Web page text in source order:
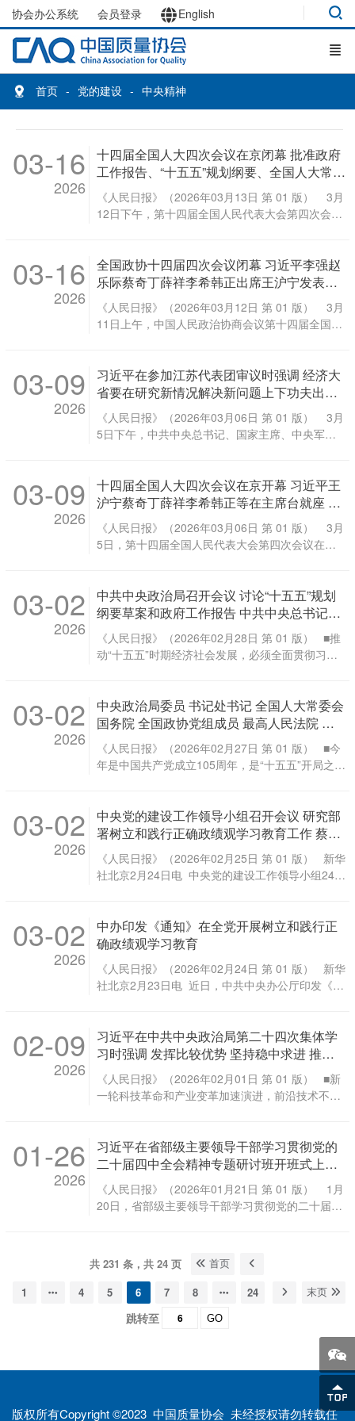
协会办公系统 会员登录 English
首页 党的建设 中央精神
十四届全国人大四次会议在京闭幕 批准政府
工作报告、“十五五”规划纲要、全国人大常委
会工作报告等 通过生态环境法典、民族团结
进步促进法、国家发展规划法等 习近平签署
主席令 习近平李强王沪宁蔡奇丁薛祥李希韩
03-16
2026
《人民日报》（2026年03月13日 第 01 版） 3月
12日下午，第十四届全国人民代表大会第四次会议
席台就座。 新华社记者 谢环驰摄 3月12日，第十
四届全国人民代表大会第四次会议在北京人民大会
乐际主持闭幕会并讲话。 新华社记者 申 宏摄 新
华社北京3月12日电 第十四届全国人民代表大会第
五”规划纲要、全国人大常委会工作报告等。大会通
过生态环境法典、民族团结进步促进法、国家发展
规划法、关于批准全国人大常委会关于法律清理工
作情况和有关法律和决定处理意见的报告的决定，
主席赵乐际主持。大会主席团常务主席、执行主席
李鸿忠、王东明、肖捷、郑建邦、丁仲礼、蔡达
峰、何维、武维华...
全国政协十四届四次会议闭幕 习近平李强赵
乐际蔡奇丁薛祥李希韩正出席王沪宁发表讲
话
03-16
2026
《人民日报》（2026年03月12日 第 01 版） 3月
11日上午，中国人民政治协商会议第十四届全国委
主席台就座。 新华社记者 燕 雁摄 3月11日上午，
中国人民政治协商会议第十四届全国委员会第四次
主持闭幕会并讲话。 新华社记者 黄敬文摄 新华社
北京3月11日电 中国人民政治协商会议第十四届全
位和广大政协委员要更加紧密地团结在以习近平同
志为核心的中共中央周围，勠力同心、勇毅前行，
坚定不移走中国特色社会主义道路，为以中国式现
代化全面推进强国建设、民族复兴伟业作出新的更
帕巴拉·格列朗杰、何厚铧、梁振英、巴特尔、苏
辉、邵鸿、高云龙、穆虹、咸辉、王东峰、姜信
治、蒋作君、何报翔、王光谦...
习近平在参加江苏代表团审议时强调 经济大
省要在研究新情况解决新问题上下功夫出经
验
03-09
2026
《人民日报》（2026年03月06日 第 01 版） 3月
5日下午，中共中央总书记、国家主席、中央军委
“十五五”经济社会发展目标任务，需要应对更加复
杂的环境、解决更多深层次矛盾。江苏等经济大省
上下功夫、出经验 本报北京3月5日电 中共中央
总书记、国家主席、中央军委主席习近平5日下午
务，需要应对更加复杂的环境、解决更多深层次矛
盾。江苏等经济大省处在改革开放前沿，要在研究
新情况、解决新问题上下功夫、出经验。 江苏代表
团审议热烈，气氛活跃。史志军、张晓宏、石磊、
键核心技术攻关、建设和美乡村、破解种业难题、
发扬体育精神等发言。 在听取大家发言后，习近平
作了发言，表...
十四届全国人大四次会议在京开幕 习近平王
沪宁蔡奇丁薛祥李希韩正等在主席台就座 李
强作政府工作报告 赵乐际主持大会 审查“十
五五”规划纲要草案 听取关于生态环境法典草
案、关于民族团结进步促进法草案、关于国
03-09
2026
《人民日报》（2026年03月06日 第 01 版） 3月
5日，第十四届全国人民代表大会第四次会议在北
会。 新华社记者 谢环驰摄 3月5日上午，第十四
届全国人民代表大会第四次会议在北京人民大会堂
者 黄敬文摄 3月5日上午，第十四届全国人民代
表大会第四次会议在北京人民大会堂开幕。赵乐际
上午在北京人民大会堂开幕。全国人大代表肩负人
民重托出席大会，履行宪法和法律赋予的神圣职
责。 人民大会堂万人大礼堂气氛庄重热烈，主席台
帷幕正中的国徽在鲜艳的红旗映衬下熠熠生辉。 大
捷、郑建邦、丁仲礼、蔡达峰、何维、武维华、铁
凝、彭清华、张庆伟、洛桑江村、雪克来提·扎克
尔、刘奇在主席台执...
中共中央政治局召开会议 讨论“十五五”规划
纲要草案和政府工作报告 中共中央总书记习
近平主持会议
03-02
2026
《人民日报》（2026年02月28日 第 01 版） ■推
动“十五五”时期经济社会发展，必须全面贯彻习近
署，围绕全面建成社会主义现代化强国、实现第二
个百年奋斗目标，以中国式现代化全面推进中华民
推进“四个全面”战略布局，统筹国内国际两个大
局，完整准确全面贯彻新发展理念，加快构建新发
为根本动力，以满足人民日益增长的美好生活需要
为根本目的，以全面从严治党为根本保障，推动经
济实现质的有效提升和量的合理增长，推动人的全
面发展、全体人民共同富裕迈出坚实步伐，确保基
领导下，以习近平新时代中国特色社会主义思想为
指导，深入贯彻党的二十大和二十届历次全会精
神，认真落实党的二十届四...
中央政治局委员 书记处书记 全国人大常委会
国务院 全国政协党组成员 最高人民法院 最
高人民检察院党组书记向党中央和习近平总
书记述职 习近平审阅述职报告并提出重要要
求，强调要增强政治责任感和历史使命感，
动实现“十五五”良好开局
03-02
2026
《人民日报》（2026年02月27日 第 01 版） ■今
年是中国共产党成立105周年，是“十五五”开局之
神，认真落实四中全会部署，增强“四个意识”、坚
定“四个自信”、做到“两个维护”，始终在思想上政治
和历史使命感，以实际行动把党中央决策部署落到
实处。要在各自职责范围内主动担当作为，坚持稳
持续保障和改善民生，保持社会和谐稳定，推动实
现“十五五”良好开局。要严格落实中央八项规定及
其实施细则精神，始终头脑清醒、怀德自重，在笃
信、务实、担当、自律上当表率、作示范。要带头
履行全面从严治党政治责任，一体推进不敢腐、不
能腐、不想腐，推动营造风清气正的政治生态 新...
中央党的建设工作领导小组召开会议 研究部
署树立和践行正确政绩观学习教育工作 蔡奇
主持并讲话 李希出席并讲话
03-02
2026
《人民日报》（2026年02月25日 第 01 版） 新华
社北京2月24日电 中央党的建设工作领导小组24日
研究部署树立和践行正确政绩观学习教育工作。中
共中央政治局常委、中央党的建设工作领导小组组
央党的建设工作领导小组副组长李希出席会议并讲
话。 会议指出，在全党开展树立和践行正确政绩观
的必然要求，是践行党的根本宗旨、夯实党的执政
根基的重要举措，是巩固拓展党内集中学习教育成
果、持之以恒推进全面从严治党的有效途径，对于
推进党和国家事业、对于推进全面从严治党意义重
别加以强调，为开展学习教育指明了方向、提供了
重要遵循。 会议强调，中央办公厅已经印发《关于
在全党开展树立和践行正确政绩观学习教育的通
知》。各...
中办印发《通知》在全党开展树立和践行正
确政绩观学习教育
03-02
2026
《人民日报》（2026年02月24日 第 01 版） 新华
社北京2月23日电 近日，中共中央办公厅印发《关
中央同意，在全党开展树立和践行正确政绩观学习
教育（以下简称学习教育）。学习教育以县处级以
2026年春节假期后启动、7月底基本结束。 《通
知》明确，要坚持以习近平新时代中国特色社会主
平总书记关于树立和践行正确政绩观的重要论述，
持之以恒推进全面从严治党，以立党为公、为民造
福、科学决策、真抓实干为总要求，以一体推进学
查改为抓手，教育引导各级党组织和党员、干部坚
展理念，加快构建新发展格局，着力推动高质量发
展，创造经得起实践、人民、历史检验的实绩...
习近平在中共中央政治局第二十四次集体学
习时强调 发挥比较优势 坚持稳中求进 推动
我国未来产业发展不断取得新突破
02-09
2026
《人民日报》（2026年02月01日 第 01 版） ■新
一轮科技革命和产业变革加速演进，前沿技术不断
件，发挥比较优势，坚持稳中求进、梯度培育，推
动我国未来产业发展不断取得新突破 ■培育发展未
动权，对于发展新质生产力、建设现代化产业体
系，对于提高人民生活品质、促进人的全面发展和
良好势头 ■未来产业具有前瞻性、战略性、颠覆性
等特点，需要科学谋划、全局统筹。要聚焦“十五
五”时期我国未来产业发展的主攻方向，科学论证技
术路线，提升前沿技术战略预判能力。要综合考虑
国家战略需求、技术成熟程度、要素支撑条件等因
未来产业同新兴产业、传统产业相得益彰 ■科技突
破的程度，很大程度上决定未来产业发展的速度、
广度、深度。要充分发挥新型举国体制优势，坚
持...
习近平在省部级主要领导干部学习贯彻党的
二十届四中全会精神专题研讨班开班式上发
表重要讲话强调 深入学习贯彻党的二十届四
中全会精神 努力实现“十五五”良好开局 李强
主持 赵乐际王沪宁蔡奇丁薛祥李希韩正出席
01-26
2026
《人民日报》（2026年01月21日 第 01 版） 1月
20日，省部级主要领导干部学习贯彻党的二十届四
主席习近平在开班式上发表重要讲话。 新华社记者
谢环驰摄 ■要把学习贯彻党的二十届四中全会精神
不断引向深入，更好统一思想、凝心聚力，在党中
央坚强领导下扎实做好各项工作，努力实现“十五
五”良好开局 ■制定和实施五年规划是我们党治国理
政一条重要经验，是中国特色社会主义制度一个重
要政治优势，有利于实现党的领导，有利于集中力
量办大事，有利于前瞻性把握战略问题，有利于保
中，我们党创造积累了丰富经验，包括坚持党中央
共 231 条，共 24 页 首页
1 4 5 6 7 8 24 末页
跳转至 GO
版权所有Copyright ©2023 中国质量协会 未经授权请勿转载任